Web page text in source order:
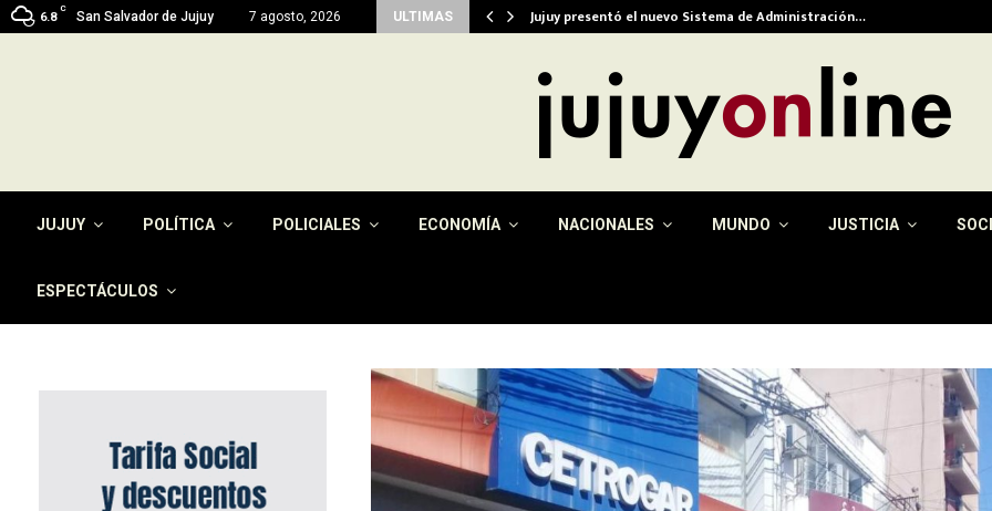
6.8
C
San Salvador de Jujuy 7 agosto, 2026 ULTIMAS
del pago de la tasa por… Jujuy presentó el nuevo Sistema de Administración…
JUJUY POLÍTICA POLICIALES ECONOMÍA NACIONALES MUNDO JUSTICIA
ESPECTÁCULOS